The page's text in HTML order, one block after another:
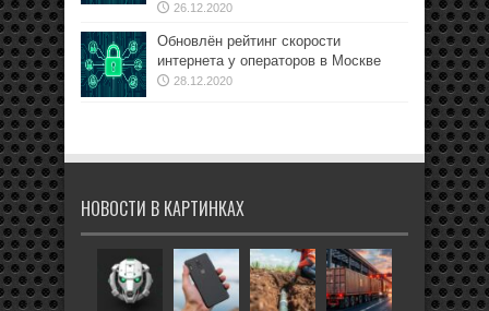
26.12.2020
Обновлён рейтинг скорости
интернета у операторов в Москве
28.12.2020
НОВОСТИ В КАРТИНКАХ